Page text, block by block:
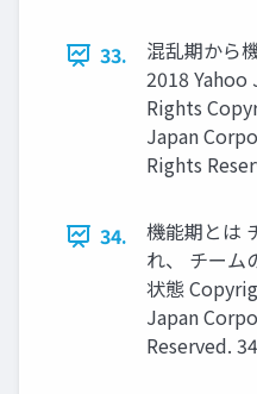
33.
混乱期から
2018
Rights
Japan
Rights
34.
機能期とは
れ、 チーム
状態
Japan
Reserved. 34